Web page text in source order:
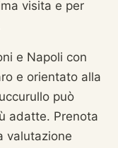
visita e per
e Napoli con
e orientato alla
può
adatte. Prenota
valutazione